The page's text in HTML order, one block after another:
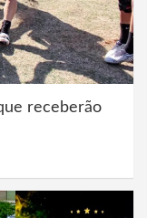
receberão